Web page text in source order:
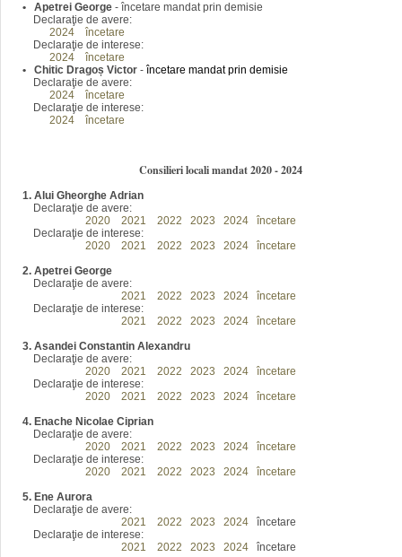
• Apetrei George - încetare mandat prin demisie
Declaraţie de avere:
2024
încetare
Declaraţie de interese:
2024
încetare
•
Chitic Dragoș Victor - încetare mandat prin demisie
Declaraţie de avere:
2024
încetare
Declaraţie de interese:
2024
încetare
Consilieri locali mandat 2020 - 2024
1. Alui Gheorghe Adrian
Declaraţie de avere:
2020 2021 2022 2023 2024
încetare
Declaraţie de interese:
2020 2021 2022 2023 2024
încetare
2. Apetrei George
Declaraţie de avere:
2021 2022 2023 2024
încetare
Declaraţie de interese:
2021 2022 2023 2024
încetare
3. Asandei Constantin Alexandru
Declaraţie de avere:
2020 2021 2022 2023 2024
încetare
Declaraţie de interese:
2020 2021 2022 2023 2024
încetare
4. Enache Nicolae Ciprian
Declaraţie de avere:
2020 2021 2022 2023 2024
încetare
Declaraţie de interese:
2020 2021 2022 2023 2024
încetare
5. Ene Aurora
Declaraţie de avere:
2021 2022 2023 2024 încetare
Declaraţie de interese:
2021 2022 2023 2024 încetare